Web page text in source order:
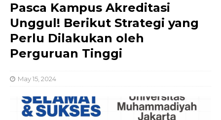
Pasca Kampus Akreditasi
Unggul! Berikut Strategi yang
Perlu Dilakukan oleh
Perguruan Tinggi
May 15, 2024